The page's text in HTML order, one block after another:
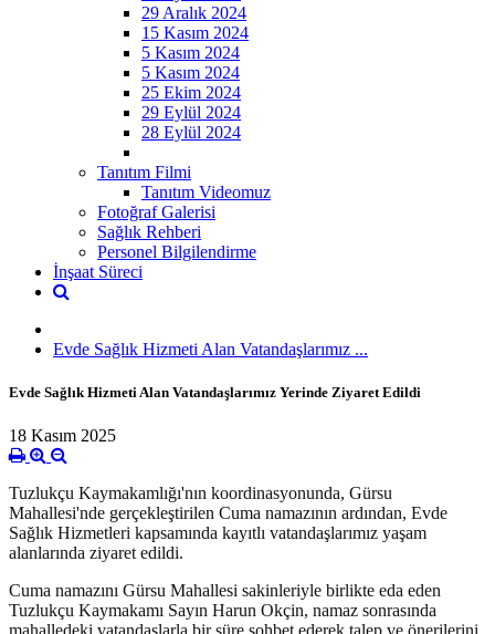
29 Aralık 2024
15 Kasım 2024
5 Kasım 2024
5 Kasım 2024
25 Ekim 2024
29 Eylül 2024
28 Eylül 2024
Tanıtım Filmi
Tanıtım Videomuz
Fotoğraf Galerisi
Sağlık Rehberi
Personel Bilgilendirme
İnşaat Süreci
Evde Sağlık Hizmeti Alan Vatandaşlarımız ...
Evde Sağlık Hizmeti Alan Vatandaşlarımız Yerinde Ziyaret Edildi
18 Kasım 2025
Tuzlukçu Kaymakamlığı'nın koordinasyonunda, Gürsu
Mahallesi'nde gerçekleştirilen Cuma namazının ardından, Evde
Sağlık Hizmetleri kapsamında kayıtlı vatandaşlarımız yaşam
alanlarında ziyaret edildi.
Cuma namazını Gürsu Mahallesi sakinleriyle birlikte eda eden
Tuzlukçu Kaymakamı Sayın Harun Okçin, namaz sonrasında